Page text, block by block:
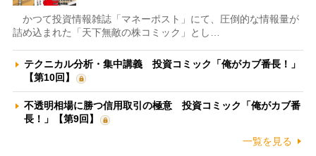
かつて投資情報雑誌「マネーポスト」にて、圧倒的な情報量が
詰め込まれた「天下無敵の株コミック」とし…
テクニカル分析・集中講義 投資コミック「俺がカブ番長！」
【第10回】
不透明相場に勝つ信用取引の極意 投資コミック「俺がカブ番
長！」【第9回】
一覧を見る